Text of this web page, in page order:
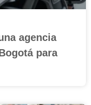
agencia
para